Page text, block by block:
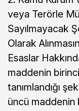
veya Terörle
Sayılmayacak
Olarak
Esaslar
maddenin
tanımlandığı
üncü maddenin